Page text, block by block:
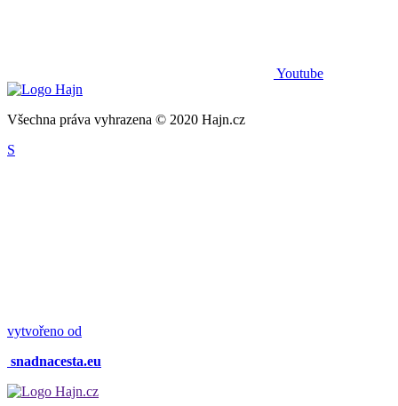
Youtube
Všechna práva vyhrazena © 2020 Hajn.cz
S
vytvořeno od
snadnacesta.eu